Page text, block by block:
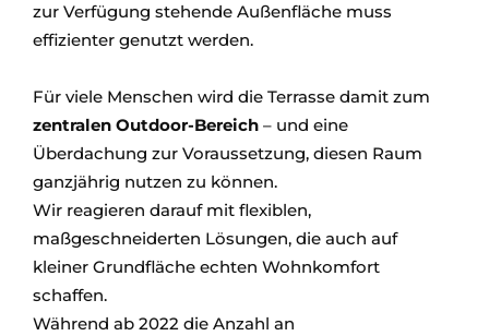
zur Verfügung stehende Außenfläche muss
effizienter genutzt werden.
Für viele Menschen wird die Terrasse damit zum
zentralen Outdoor-Bereich – und eine
Überdachung zur Voraussetzung, diesen Raum
ganzjährig nutzen zu können.
Wir reagieren darauf mit flexiblen,
maßgeschneiderten Lösungen, die auch auf
kleiner Grundfläche echten Wohnkomfort
schaffen.
Während ab 2022 die Anzahl an